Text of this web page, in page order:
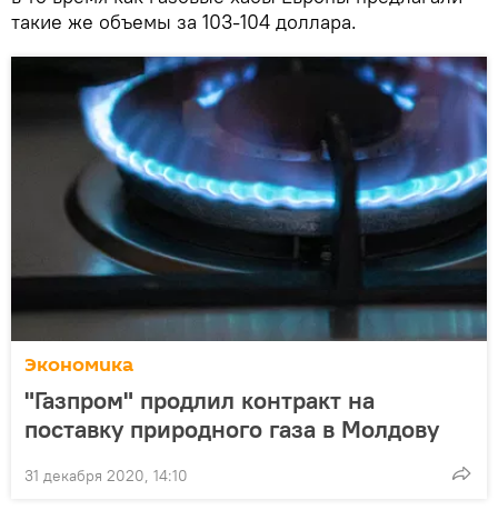
такие же объемы за 103-104 доллара.
Экономика
"Газпром" продлил контракт на
поставку природного газа в Молдову
31 декабря 2020, 14:10